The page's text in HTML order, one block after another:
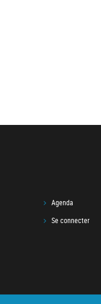
Agenda
Se connecter